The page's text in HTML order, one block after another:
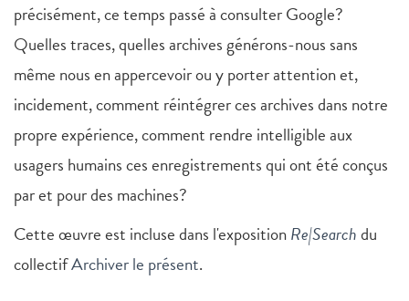
précisément, ce temps passé à consulter Google?
Quelles traces, quelles archives générons-nous sans
même nous en appercevoir ou y porter attention et,
incidement, comment réintégrer ces archives dans notre
propre expérience, comment rendre intelligible aux
usagers humains ces enregistrements qui ont été conçus
par et pour des machines?
Cette œuvre est incluse dans l'expositionRe|Searchdu
collectifArchiver le présent.